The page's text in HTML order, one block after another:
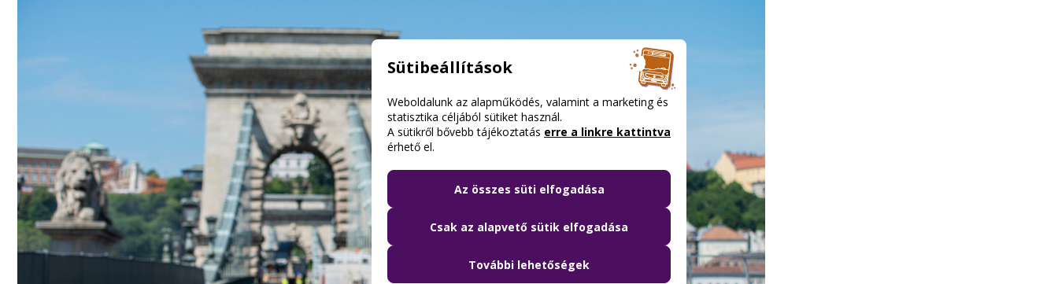
Sütibeállítások
Weboldalunk az alapműködés, valamint a marketing és
statisztika céljából sütiket használ.
A sütikről bővebb tájékoztatás erre a linkre kattintva
érhető el.
Az összes süti elfogadása
Csak az alapvető sütik elfogadása
További lehetőségek